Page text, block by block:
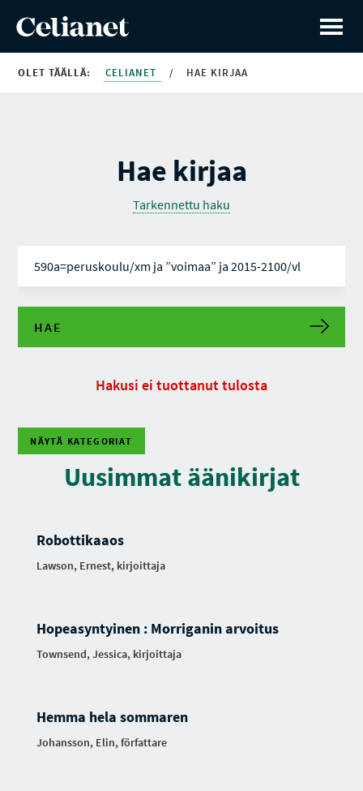
OLET TÄÄLLÄ: CELIANET / HAE KIRJAA
Hae kirjaa
Tarkennettu haku
HAE
Hakusi ei tuottanut tulosta
NÄYTÄ KATEGORIAT
Uusimmat äänikirjat
Robottikaaos
Lawson, Ernest, kirjoittaja
Hopeasyntyinen : Morriganin arvoitus
Townsend, Jessica, kirjoittaja
Hemma hela sommaren
Johansson, Elin, författare